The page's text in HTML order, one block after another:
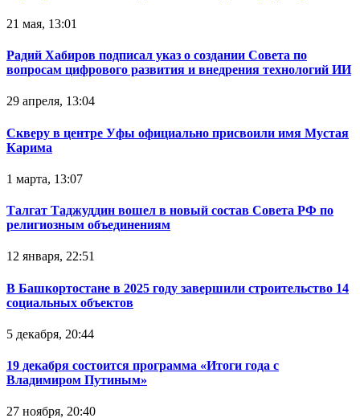
21 мая, 13:01
Радий Хабиров подписал указ о создании Совета по
вопросам цифрового развития и внедрения технологий ИИ
29 апреля, 13:04
Скверу в центре Уфы официально присвоили имя Мустая
Карима
1 марта, 13:07
Талгат Таджуддин вошел в новый состав Совета РФ по
религиозным объединениям
12 января, 22:51
В Башкортостане в 2025 году завершили строительство 14
социальных объектов
5 декабря, 20:44
19 декабря состоится программа «Итоги года с
Владимиром Путиным»
27 ноября, 20:40